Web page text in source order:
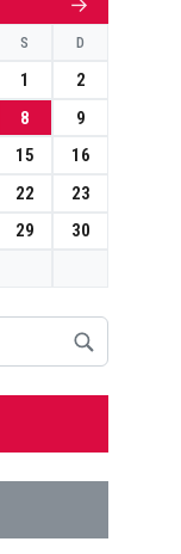
→
S D
1
2
8
9
15
16
22
23
29
30